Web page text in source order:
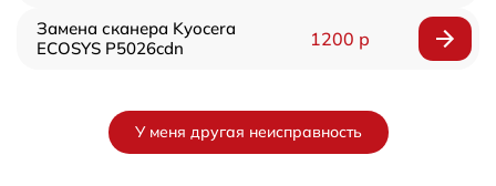
Замена сканера Kyocera
ECOSYS P5026cdn
1200 р
У меня другая неисправность